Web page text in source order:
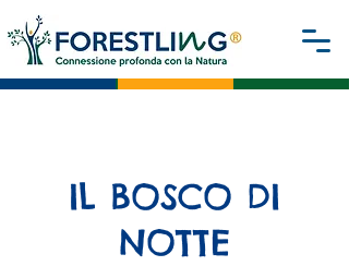
IL BOSCO DI
NOTTE